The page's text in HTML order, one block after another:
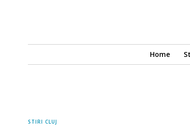
Home
STIRI CLUJ